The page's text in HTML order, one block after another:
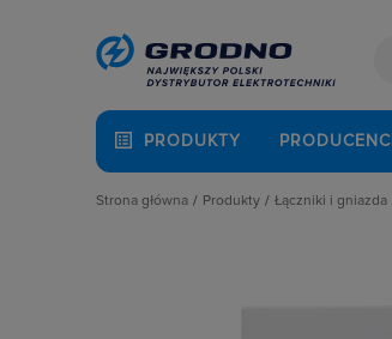
PRODUKTY
Strona główna
Produkty
Łączniki i gniazda